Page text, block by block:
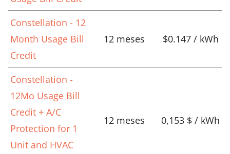
Constellation - 12
Month Usage Bill
Credit
12 meses $0.147 / kWh
Constellation -
12Mo Usage Bill
Credit + A/C
Protection for 1
Unit and HVAC
12 meses 0,153 $ / kWh